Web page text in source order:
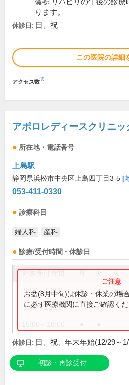
備考: リハビリの午後の診療
ります。
休診日: 日、祝
この医院の詳細
アクセス数※
アポロレディースクリニッ
所在地・電話番号
上島駅
静岡県浜松市中央区上島四丁目3-5 [
053-411-0330
診療科目
婦人科 産科
診療/受付時間・休診日
9:00～12:00 ● ● ●
9:00～13:00
お盆(8月中旬)は休診・休業の場
に必ず医療機関に直接ご確認くだ
休診日: 日、祝、年末年始(12/29～
初診・再診受付